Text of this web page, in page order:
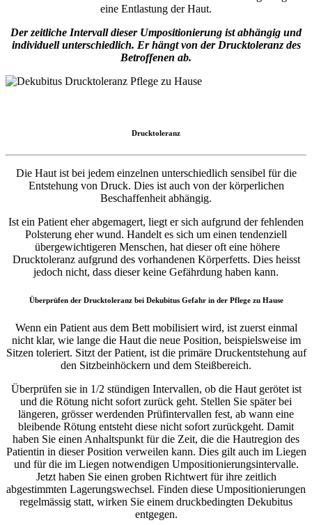
eine Entlastung der Haut.
Der zeitliche Intervall dieser Umpositionierung ist abhängig und
individuell unterschiedlich. Er hängt von der Drucktoleranz des
Betroffenen ab.
Drucktoleranz
Die Haut ist bei jedem einzelnen unterschiedlich sensibel für die
Entstehung von Druck. Dies ist auch von der körperlichen
Beschaffenheit abhängig.
Ist ein Patient eher abgemagert, liegt er sich aufgrund der fehlenden
Polsterung eher wund. Handelt es sich um einen tendenziell
übergewichtigeren Menschen, hat dieser oft eine höhere
Drucktoleranz aufgrund des vorhandenen Körperfetts. Dies heisst
jedoch nicht, dass dieser keine Gefährdung haben kann.
Überprüfen der Drucktoleranz bei Dekubitus Gefahr in der Pflege zu Hause
Wenn ein Patient aus dem Bett mobilisiert wird, ist zuerst einmal
nicht klar, wie lange die Haut die neue Position, beispielsweise im
Sitzen toleriert. Sitzt der Patient, ist die primäre Druckentstehung auf
den Sitzbeinhöckern und dem Steißbereich.
Überprüfen sie in 1/2 stündigen Intervallen, ob die Haut gerötet ist
und die Rötung nicht sofort zurück geht. Stellen Sie später bei
längeren, grösser werdenden Prüfintervallen fest, ab wann eine
bleibende Rötung entsteht diese nicht sofort zurückgeht. Damit
haben Sie einen Anhaltspunkt für die Zeit, die die Hautregion des
Patientin in dieser Position verweilen kann. Dies gilt auch im Liegen
und für die im Liegen notwendigen Umpositionierungsintervalle.
Jetzt haben Sie einen groben Richtwert für ihre zeitlich
abgestimmten Lagerungswechsel. Finden diese Umpositionierungen
regelmässig statt, wirken Sie einem druckbedingten Dekubitus
entgegen.